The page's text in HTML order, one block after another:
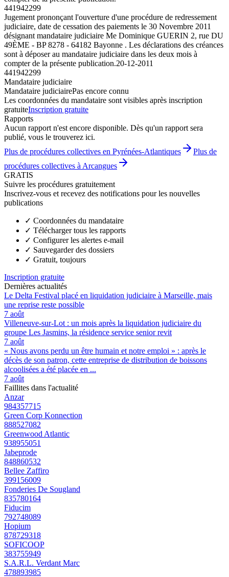
441942299
Jugement prononçant l'ouverture d'une procédure de redressement
judiciaire, date de cessation des paiements le 30 Novembre 2011
désignant mandataire judiciaire Me Dominique GUERIN 2, rue DU
49ÈME - BP 8278 - 64182 Bayonne . Les déclarations des créances
sont à déposer au mandataire judiciaire dans les deux mois à
compter de la présente publication.20-12-2011
441942299
Mandataire judiciaire
Mandataire judiciairePas encore connu
Les coordonnées du mandataire sont visibles après inscription
gratuiteInscription gratuite
Rapports
Aucun rapport n'est encore disponible. Dès qu'un rapport sera
publié, vous le trouverez ici.
Plus de procédures collectives en Pyrénées-Atlantiques
Plus de
procédures collectives à Arcangues
GRATIS
Suivre les procédures gratuitement
Inscrivez-vous et recevez des notifications pour les nouvelles
publications
✓ Coordonnées du mandataire
✓ Télécharger tous les rapports
✓ Configurer les alertes e-mail
✓ Sauvegarder des dossiers
✓ Gratuit, toujours
Inscription gratuite
Dernières actualités
Le Delta Festival placé en liquidation judiciaire à Marseille, mais
une reprise reste possible
7 août
Villeneuve-sur-Lot : un mois après la liquidation judiciaire du
groupe Les Jasmins, la résidence service senior revit
7 août
« Nous avons perdu un être humain et notre emploi » : après le
décès de son patron, cette entreprise de distribution de boissons
alcoolisées a été placée en ...
7 août
Faillites dans l'actualité
Anzar
984357715
Green Corp Konnection
888527082
Greenwood Atlantic
938955051
Jabeprode
848860532
Bellee Zaffiro
399156009
Fonderies De Sougland
835780164
Fiducim
792748089
Hopium
878729318
SOFICOOP
383755949
S.A.R.L. Verdant Marc
478893985